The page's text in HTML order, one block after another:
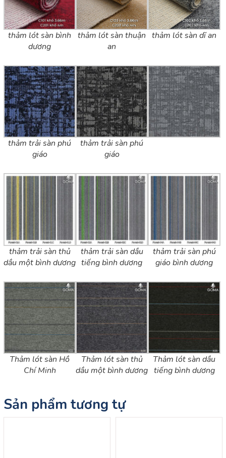
thảm lót sàn bình
dương
thảm lót sàn thuận
an
thảm lót sàn dĩ an
thảm trải sàn phú
giáo
thảm trải sàn phú
giáo
thảm trải sàn thủ
dầu một bình dương
thảm trải sàn dầu
tiếng bình dương
thảm trải sàn phú
giáo bình dương
Thảm lót sàn Hồ
Chí Minh
Thảm lót sàn thủ
dầu một bình dương
Thảm lót sàn dầu
tiếng bình dương
Sản phẩm tương tự